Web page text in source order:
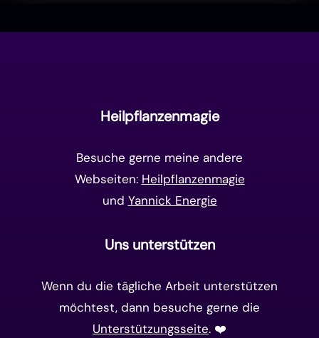
Heilpflanzenmagie
Besuche gerne meine andere
Webseiten: Heilpflanzenmagie
und Yannick Energie
Uns unterstützen
Wenn du die tägliche Arbeit unterstützen
möchtest, dann besuche gerne die
Unterstützungsseite. ❤️️